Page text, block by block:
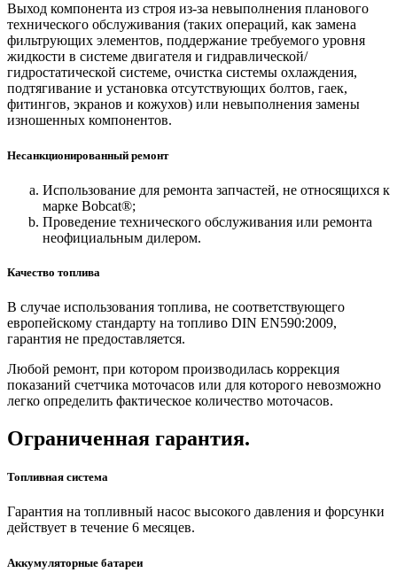
Выход компонента из строя из-за невыполнения планового
технического обслуживания (таких операций, как замена
фильтрующих элементов, поддержание требуемого уровня
жидкости в системе двигателя и гидравлической/
гидростатической системе, очистка системы охлаждения,
подтягивание и установка отсутствующих болтов, гаек,
фитингов, экранов и кожухов) или невыполнения замены
изношенных компонентов.
Несанкционированный ремонт
Использование для ремонта запчастей, не относящихся к
марке Bobcat®;
Проведение технического обслуживания или ремонта
неофициальным дилером.
Качество топлива
В случае использования топлива, не соответствующего
европейскому стандарту на топливо DIN EN590:2009,
гарантия не предоставляется.
Любой ремонт, при котором производилась коррекция
показаний счетчика моточасов или для которого невозможно
легко определить фактическое количество моточасов.
Ограниченная гарантия.
Топливная система
Гарантия на топливный насос высокого давления и форсунки
действует в течение 6 месяцев.
Аккумуляторные батареи